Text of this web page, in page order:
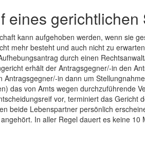
eines
kann aufgehoben werden, wenn sie
mehr besteht und auch nicht zu
durch einen
erhält der Antragsgegner/-in den
Antragsgegner/-in dann um
das von Amts wegen durchzuführende
vor, terminiert das
beide Lebenspartner persönlich
In aller Regel dauert es keine